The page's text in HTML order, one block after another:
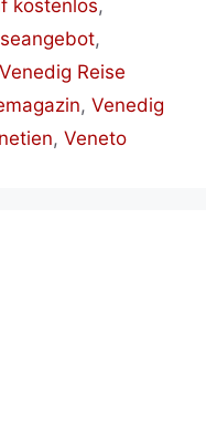
kostenlos,
,
Venedig Reise
, Venedig
, Veneto